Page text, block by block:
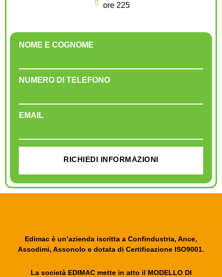
ore 225
NOME E COGNOME
NUMERO DI TELEFONO
EMAIL
RICHIEDI INFORMAZIONI
Edimac è un’azienda iscritta a Confindustria, Ance,
Assodimi, Assonolo e dotata di Certificazione ISO9001.
La società EDIMAC mette in atto il MODELLO DI